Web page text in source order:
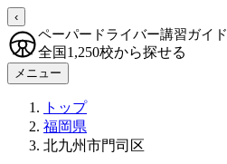
‹
ペーパードライバー講習ガイド
全国1,250校から探せる
メニュー
トップ
福岡県
北九州市門司区